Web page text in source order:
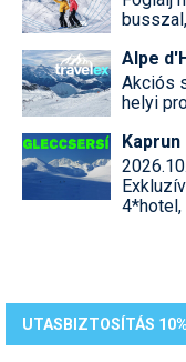
Alpe
Akciós
helyi
Kaprun
4*hotel,
UTASBIZTOSÍTÁS